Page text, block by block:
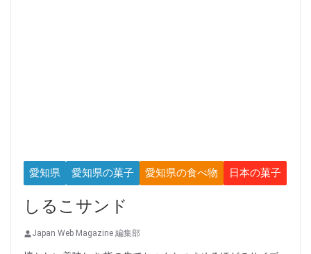
愛知県 愛知県の菓子 愛知県の食べ物 日本の菓子
しるこサンド
Japan Web Magazine 編集部